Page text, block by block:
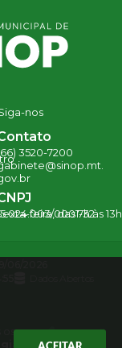
nos
3520-7200
feira, das 7h às 13h
0001-32
os